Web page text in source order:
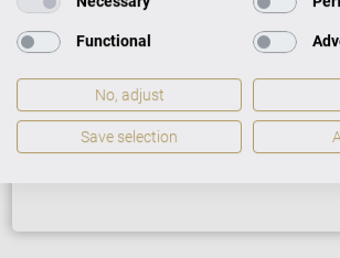
2 Jahre
Wir helfen bei
Functional
No, adjust
Save selection